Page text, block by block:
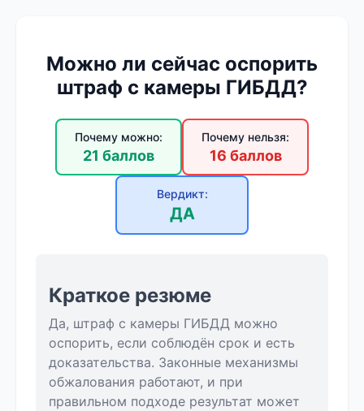
Можно ли сейчас оспорить
штраф с камеры ГИБДД?
Почему можно:
21 баллов
Почему нельзя:
16 баллов
Вердикт:
ДА
Краткое резюме
Да, штраф с камеры ГИБДД можно
оспорить, если соблюдён срок и есть
доказательства. Законные механизмы
обжалования работают, и при
правильном подходе результат может